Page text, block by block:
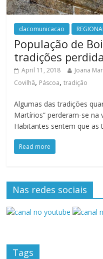
dacomunicacao
População de
tradições
April 11, 2018 Joana
Covilhã, Páscoa,tradição
Algumas das tradições
Martírios” perderam-se na
Habitantes sentem que as
Read more
Nas redes sociais
Tags